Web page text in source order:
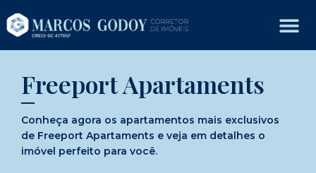
Freeport Apartaments
Conheça agora os apartamentos mais exclusivos
de Freeport Apartaments e veja em detalhes o
imóvel perfeito para você.